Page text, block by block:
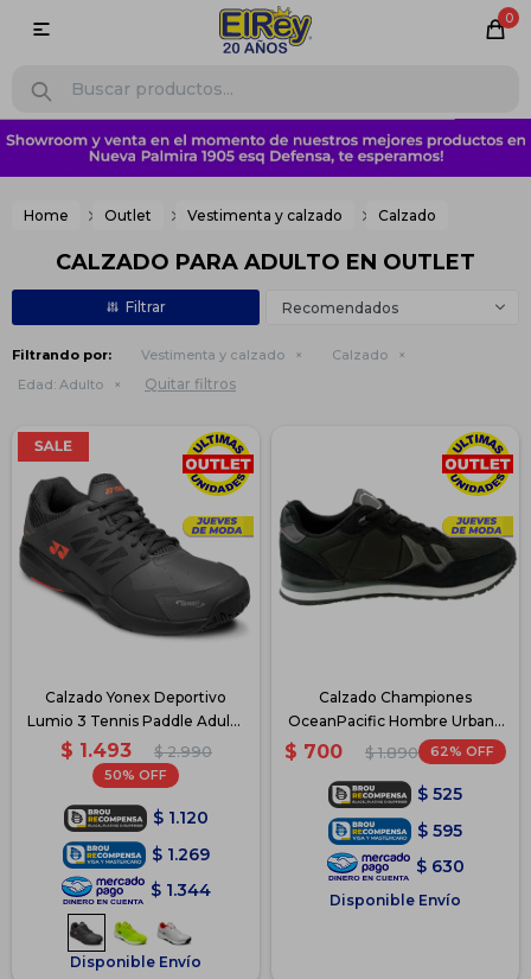
0

Home Outlet Vestimenta y calzado Calzado
CALZADO PARA ADULTO EN OUTLET
Recomendados
Filtrando por: Vestimenta y calzado
Calzado
Edad: Adulto Quitar filtros
Calzado Yonex Deportivo
Lumio 3 Tennis Paddle Adulto
- Gris
$ 1.493 $ 2.990
50
$ 1.120
$ 1.269
$ 1.344
Disponible Envío
Calzado Championes
OceanPacific Hombre Urbano
Casual - Negro
$ 700 $ 1.890 62
$ 525
$ 595
$ 630
Disponible Envío